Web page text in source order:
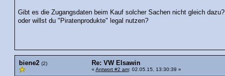
Gibt es die Zugangsdaten beim Kauf solcher Sachen nicht gleich dazu?
oder willst du "Piratenprodukte" legal nutzen?
biene2 (2) Re: VW Elsawin
« Antwort #2 am: 02.05.15, 13:30:39 »